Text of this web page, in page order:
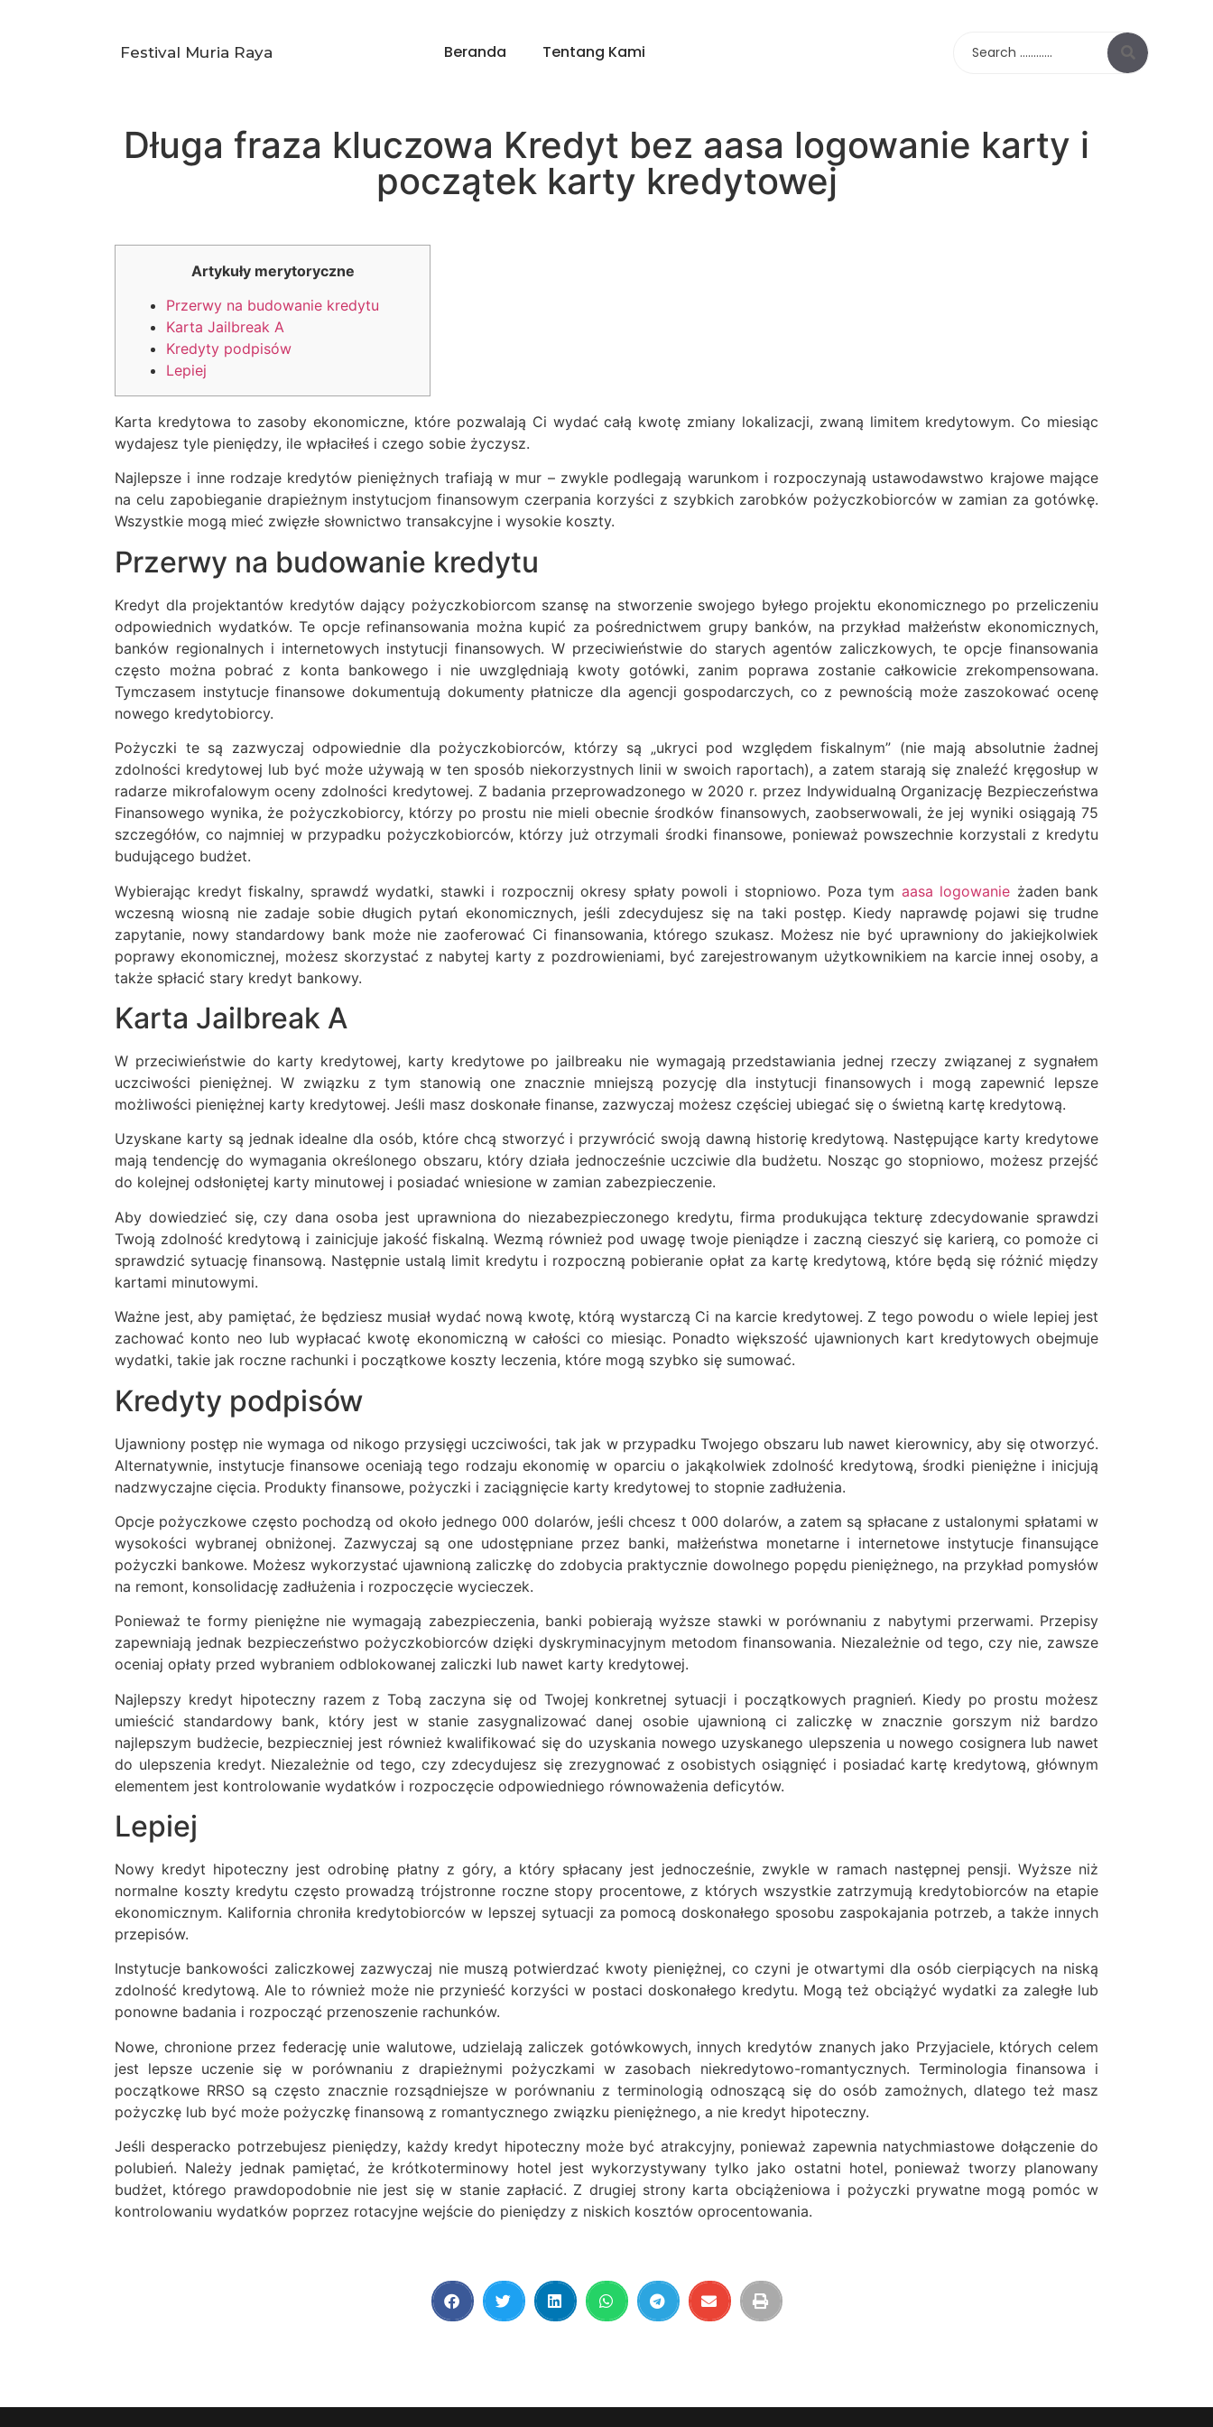
Festival Muria Raya Beranda Tentang Kami
Długa fraza kluczowa Kredyt bez aasa logowanie karty i
początek karty kredytowej
Artykuły merytoryczne
Przerwy na budowanie kredytu
Karta Jailbreak A
Kredyty podpisów
Lepiej
Karta kredytowa to zasoby ekonomiczne, które pozwalają Ci wydać całą kwotę zmiany lokalizacji, zwaną limitem kredytowym. Co miesiąc
wydajesz tyle pieniędzy, ile wpłaciłeś i czego sobie życzysz.
Najlepsze i inne rodzaje kredytów pieniężnych trafiają w mur – zwykle podlegają warunkom i rozpoczynają ustawodawstwo krajowe mające
na celu zapobieganie drapieżnym instytucjom finansowym czerpania korzyści z szybkich zarobków pożyczkobiorców w zamian za gotówkę.
Wszystkie mogą mieć zwięzłe słownictwo transakcyjne i wysokie koszty.
Przerwy na budowanie kredytu
Kredyt dla projektantów kredytów dający pożyczkobiorcom szansę na stworzenie swojego byłego projektu ekonomicznego po przeliczeniu
odpowiednich wydatków. Te opcje refinansowania można kupić za pośrednictwem grupy banków, na przykład małżeństw ekonomicznych,
banków regionalnych i internetowych instytucji finansowych. W przeciwieństwie do starych agentów zaliczkowych, te opcje finansowania
często można pobrać z konta bankowego i nie uwzględniają kwoty gotówki, zanim poprawa zostanie całkowicie zrekompensowana.
Tymczasem instytucje finansowe dokumentują dokumenty płatnicze dla agencji gospodarczych, co z pewnością może zaszokować ocenę
nowego kredytobiorcy.
Pożyczki te są zazwyczaj odpowiednie dla pożyczkobiorców, którzy są „ukryci pod względem fiskalnym” (nie mają absolutnie żadnej
zdolności kredytowej lub być może używają w ten sposób niekorzystnych linii w swoich raportach), a zatem starają się znaleźć kręgosłup w
radarze mikrofalowym oceny zdolności kredytowej. Z badania przeprowadzonego w 2020 r. przez Indywidualną Organizację Bezpieczeństwa
Finansowego wynika, że ​​pożyczkobiorcy, którzy po prostu nie mieli obecnie środków finansowych, zaobserwowali, że jej wyniki osiągają 75
szczegółów, co najmniej w przypadku pożyczkobiorców, którzy już otrzymali środki finansowe, ponieważ powszechnie korzystali z kredytu
budującego budżet.
Wybierając kredyt fiskalny, sprawdź wydatki, stawki i rozpocznij okresy spłaty powoli i stopniowo. Poza tym aasa logowanie żaden bank
wczesną wiosną nie zadaje sobie długich pytań ekonomicznych, jeśli zdecydujesz się na taki postęp. Kiedy naprawdę pojawi się trudne
zapytanie, nowy standardowy bank może nie zaoferować Ci finansowania, którego szukasz. Możesz nie być uprawniony do jakiejkolwiek
poprawy ekonomicznej, możesz skorzystać z nabytej karty z pozdrowieniami, być zarejestrowanym użytkownikiem na karcie innej osoby, a
także spłacić stary kredyt bankowy.
Karta Jailbreak A
W przeciwieństwie do karty kredytowej, karty kredytowe po jailbreaku nie wymagają przedstawiania jednej rzeczy związanej z sygnałem
uczciwości pieniężnej. W związku z tym stanowią one znacznie mniejszą pozycję dla instytucji finansowych i mogą zapewnić lepsze
możliwości pieniężnej karty kredytowej. Jeśli masz doskonałe finanse, zazwyczaj możesz częściej ubiegać się o świetną kartę kredytową.
Uzyskane karty są jednak idealne dla osób, które chcą stworzyć i przywrócić swoją dawną historię kredytową. Następujące karty kredytowe
mają tendencję do wymagania określonego obszaru, który działa jednocześnie uczciwie dla budżetu. Nosząc go stopniowo, możesz przejść
do kolejnej odsłoniętej karty minutowej i posiadać wniesione w zamian zabezpieczenie.
Aby dowiedzieć się, czy dana osoba jest uprawniona do niezabezpieczonego kredytu, firma produkująca tekturę zdecydowanie sprawdzi
Twoją zdolność kredytową i zainicjuje jakość fiskalną. Wezmą również pod uwagę twoje pieniądze i zaczną cieszyć się karierą, co pomoże ci
sprawdzić sytuację finansową. Następnie ustalą limit kredytu i rozpoczną pobieranie opłat za kartę kredytową, które będą się różnić między
kartami minutowymi.
Ważne jest, aby pamiętać, że będziesz musiał wydać nową kwotę, którą wystarczą Ci na karcie kredytowej. Z tego powodu o wiele lepiej jest
zachować konto neo lub wypłacać kwotę ekonomiczną w całości co miesiąc. Ponadto większość ujawnionych kart kredytowych obejmuje
wydatki, takie jak roczne rachunki i początkowe koszty leczenia, które mogą szybko się sumować.
Kredyty podpisów
Ujawniony postęp nie wymaga od nikogo przysięgi uczciwości, tak jak w przypadku Twojego obszaru lub nawet kierownicy, aby się otworzyć.
Alternatywnie, instytucje finansowe oceniają tego rodzaju ekonomię w oparciu o jakąkolwiek zdolność kredytową, środki pieniężne i inicjują
nadzwyczajne cięcia. Produkty finansowe, pożyczki i zaciągnięcie karty kredytowej to stopnie zadłużenia.
Opcje pożyczkowe często pochodzą od około jednego 000 dolarów, jeśli chcesz t 000 dolarów, a zatem są spłacane z ustalonymi spłatami w
wysokości wybranej obniżonej. Zazwyczaj są one udostępniane przez banki, małżeństwa monetarne i internetowe instytucje finansujące
pożyczki bankowe. Możesz wykorzystać ujawnioną zaliczkę do zdobycia praktycznie dowolnego popędu pieniężnego, na przykład pomysłów
na remont, konsolidację zadłużenia i rozpoczęcie wycieczek.
Ponieważ te formy pieniężne nie wymagają zabezpieczenia, banki pobierają wyższe stawki w porównaniu z nabytymi przerwami. Przepisy
zapewniają jednak bezpieczeństwo pożyczkobiorców dzięki dyskryminacyjnym metodom finansowania. Niezależnie od tego, czy nie, zawsze
oceniaj opłaty przed wybraniem odblokowanej zaliczki lub nawet karty kredytowej.
Najlepszy kredyt hipoteczny razem z Tobą zaczyna się od Twojej konkretnej sytuacji i początkowych pragnień. Kiedy po prostu możesz
umieścić standardowy bank, który jest w stanie zasygnalizować danej osobie ujawnioną ci zaliczkę w znacznie gorszym niż bardzo
najlepszym budżecie, bezpieczniej jest również kwalifikować się do uzyskania nowego uzyskanego ulepszenia u nowego cosignera lub nawet
do ulepszenia kredyt. Niezależnie od tego, czy zdecydujesz się zrezygnować z osobistych osiągnięć i posiadać kartę kredytową, głównym
elementem jest kontrolowanie wydatków i rozpoczęcie odpowiedniego równoważenia deficytów.
Lepiej
Nowy kredyt hipoteczny jest odrobinę płatny z góry, a który spłacany jest jednocześnie, zwykle w ramach następnej pensji. Wyższe niż
normalne koszty kredytu często prowadzą trójstronne roczne stopy procentowe, z których wszystkie zatrzymują kredytobiorców na etapie
ekonomicznym. Kalifornia chroniła kredytobiorców w lepszej sytuacji za pomocą doskonałego sposobu zaspokajania potrzeb, a także innych
przepisów.
Instytucje bankowości zaliczkowej zazwyczaj nie muszą potwierdzać kwoty pieniężnej, co czyni je otwartymi dla osób cierpiących na niską
zdolność kredytową. Ale to również może nie przynieść korzyści w postaci doskonałego kredytu. Mogą też obciążyć wydatki za zaległe lub
ponowne badania i rozpocząć przenoszenie rachunków.
Nowe, chronione przez federację unie walutowe, udzielają zaliczek gotówkowych, innych kredytów znanych jako Przyjaciele, których celem
jest lepsze uczenie się w porównaniu z drapieżnymi pożyczkami w zasobach niekredytowo-romantycznych. Terminologia finansowa i
początkowe RRSO są często znacznie rozsądniejsze w porównaniu z terminologią odnoszącą się do osób zamożnych, dlatego też masz
pożyczkę lub być może pożyczkę finansową z romantycznego związku pieniężnego, a nie kredyt hipoteczny.
Jeśli desperacko potrzebujesz pieniędzy, każdy kredyt hipoteczny może być atrakcyjny, ponieważ zapewnia natychmiastowe dołączenie do
polubień. Należy jednak pamiętać, że krótkoterminowy hotel jest wykorzystywany tylko jako ostatni hotel, ponieważ tworzy planowany
budżet, którego prawdopodobnie nie jest się w stanie zapłacić. Z drugiej strony karta obciążeniowa i pożyczki prywatne mogą pomóc w
kontrolowaniu wydatków poprzez rotacyjne wejście do pieniędzy z niskich kosztów oprocentowania.